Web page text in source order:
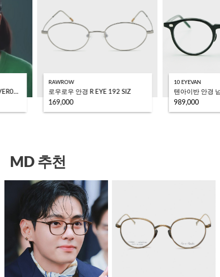
로렌스폴 안경 쿠버1 COUVER01 C01
RAWROW
로우로우 안경 R EYE 192 SIZ
169,000
10 EYEVAN
989,000
MD 추천